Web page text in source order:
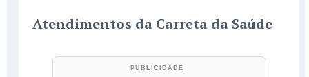
Atendimentos da Carreta da Saúde